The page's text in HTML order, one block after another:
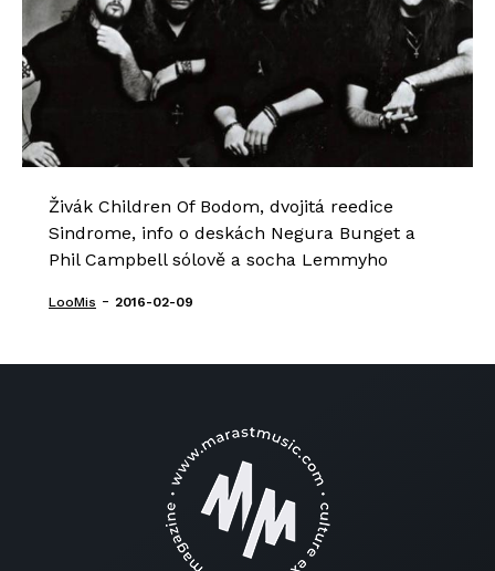
Živák Children Of Bodom, dvojitá reedice
Sindrome, info o deskách Negura Bunget a
Phil Campbell sólově a socha Lemmyho
LooMis - 2016-02-09